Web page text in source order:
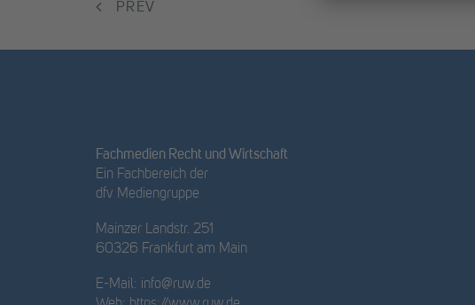
PREV
Fachmedien Recht und Wirtschaft
Ein Fachbereich der
dfv Mediengruppe
Mainzer Landstr. 251
60326 Frankfurt am Main
E-Mail: info@ruw.de